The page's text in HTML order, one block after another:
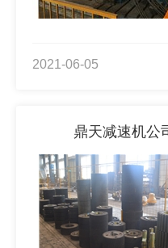
2021-06-05
鼎天减速机公